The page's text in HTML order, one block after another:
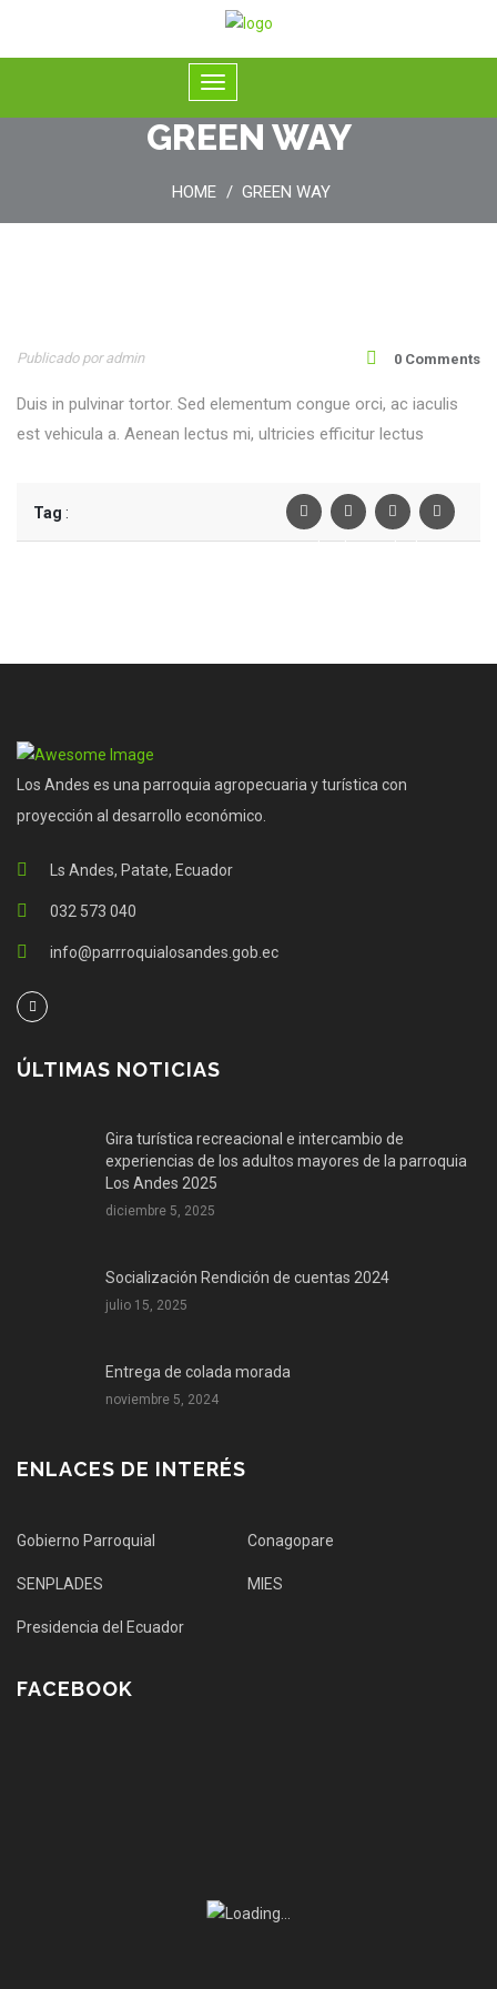
GREEN WAY
HOME GREEN WAY
30
Abr
Publicado por admin 0 Comments
Duis in pulvinar tortor. Sed elementum congue orci, ac iaculis
est vehicula a. Aenean lectus mi, ultricies efficitur lectus
Tag :
FacebookTwiter LinkedinPinterest
Los Andes es una parroquia agropecuaria y turística con
proyección al desarrollo económico.
Ls Andes, Patate, Ecuador
032 573 040
info@parrroquialosandes.gob.ec
ÚLTIMAS NOTICIAS
Gira turística recreacional e intercambio de
experiencias de los adultos mayores de la parroquia
Los Andes 2025
diciembre 5, 2025
Socialización Rendición de cuentas 2024
julio 15, 2025
Entrega de colada morada
noviembre 5, 2024
ENLACES DE INTERÉS
Gobierno Parroquial Conagopare
SENPLADES MIES
Presidencia del Ecuador
FACEBOOK